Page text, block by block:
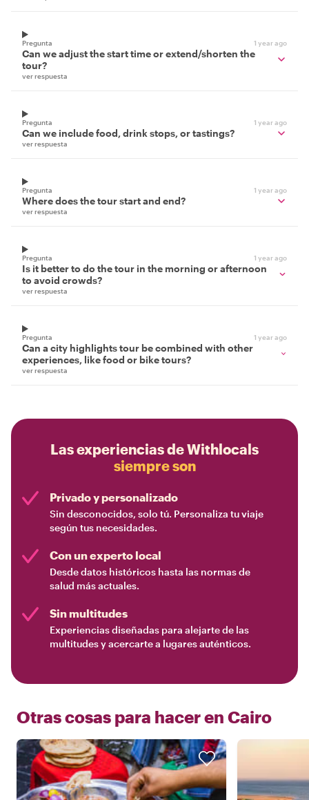
Pregunta 1 year ago
Can we adjust the start time or extend/shorten the
tour?
ver respuesta
Pregunta 1 year ago
Can we include food, drink stops, or tastings?
ver respuesta
Pregunta 1 year ago
Where does the tour start and end?
ver respuesta
Pregunta 1 year ago
Is it better to do the tour in the morning or afternoon
to avoid crowds?
ver respuesta
Pregunta 1 year ago
Can a city highlights tour be combined with other
experiences, like food or bike tours?
ver respuesta
Las experiencias de Withlocals
siempre son
Privado y personalizado
Sin desconocidos, solo tú. Personaliza tu viaje
según tus necesidades.
Con un experto local
Desde datos históricos hasta las normas de
salud más actuales.
Sin multitudes
Experiencias diseñadas para alejarte de las
multitudes y acercarte a lugares auténticos.
Otras cosas para hacer en Cairo